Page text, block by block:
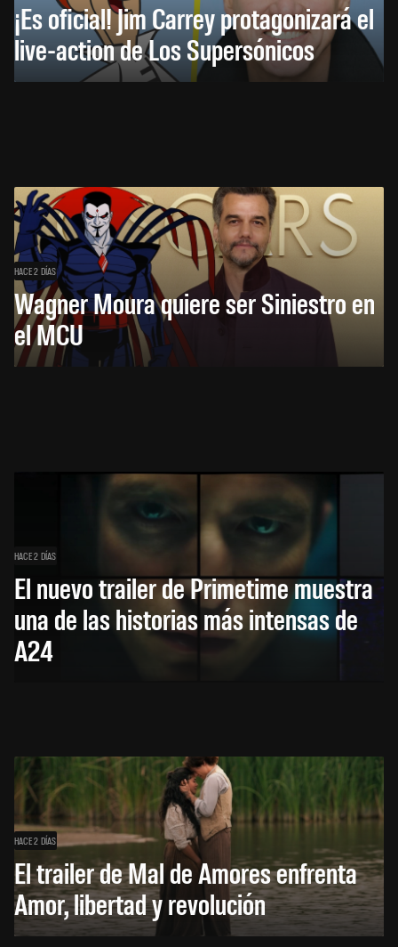
¡Es oficial! Jim Carrey protagonizará el
live-action de Los Supersónicos
HACE 2 DÍAS
Wagner Moura quiere ser Siniestro en
el MCU
HACE 2 DÍAS
El nuevo trailer de Primetime muestra
una de las historias más intensas de
A24
HACE 2 DÍAS
El trailer de Mal de Amores enfrenta
Amor, libertad y revolución